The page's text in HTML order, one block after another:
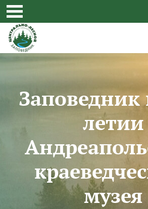
Skip to main content
Заповедник
летии
музея